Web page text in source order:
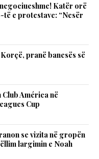
Katër orë
e protestave: “Nesër
pranë banesës së
América në
Cup
se vizita në gropën
largimin e Noah